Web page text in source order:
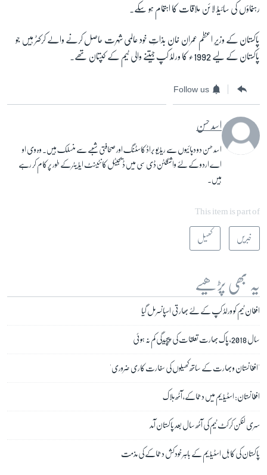
رہنماؤں کی سائیڈ لائن ملاقات کا اہتمام ہو سکے۔
پاکستان کے وزیرِ اعظم عمران خان بذاتِ خود عالمی شہرت حاصل کرنے والے کرکٹر ہیں جو
پاکستان کے لیے 1992ء کا ورلڈ کپ جیتنے والی ٹیم کے کپتان تھے۔
Follow us
اسد حسن
اسد حسن دو دہائیوں سے ریڈیو براڈ کاسٹنگ اور صحافتی شعبے سے منسلک ہیں۔ وہ وی او
اے اردو کے لئے واشنگٹن ڈی سی میں ڈیجیٹل کانٹینٹ ایڈیٹر کے طور پر کام کر رہے
ہیں۔
This item is part of
خبریں کھیل
یہ بھی پڑھیے
افغان ٹیم کو ورلڈ کپ کے لئے بھارتی اسپانسر مل گیا
سال 2018، پاک بھارت تعلقات کی پیچیدگی کم نہ ہوئی
'افغانستان و بھارت کے ساتھ کھیلوں کی سفارت کاری ضروری'
افغانستان: اسٹیڈیم میں دھماکے، آٹھ ہلاک
سری لنکن کرکٹ ٹیم کی آٹھ سال بعد پاکستان آمد
پاکستان کی کابل اسٹیڈیم کے باہر خودکش دھماکے کی مذمت